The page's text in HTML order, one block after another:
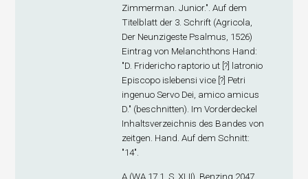
Zimmerman. Junior.". Auf dem
Titelblatt der 3. Schrift (Agricola,
Der Neunzigeste Psalmus, 1526)
Eintrag von Melanchthons Hand:
"D. Fridericho raptorio ut [?] latronio
Episcopo islebensi vice [?] Petri
ingenuo Servo Dei, amico amicus
D." (beschnitten). Im Vorderdeckel
Inhaltsverzeichnis des Bandes von
zeitgen. Hand. Auf dem Schnitt:
"14".
A (WA 17,1, S. XLII). Benzing 2047.